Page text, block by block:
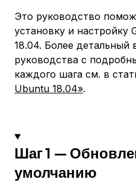
Это руководство
установку и настройку
18.04. Более детальный
руководства с
каждого шага см. в
Ubuntu 18.04».
Шаг 1 —
умолчанию